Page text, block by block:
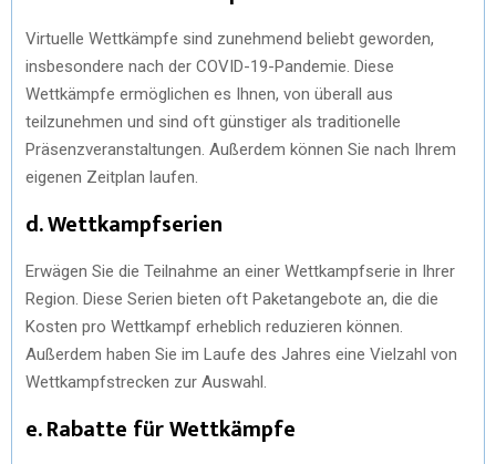
Virtuelle Wettkämpfe sind zunehmend beliebt geworden,
insbesondere nach der COVID-19-Pandemie. Diese
Wettkämpfe ermöglichen es Ihnen, von überall aus
teilzunehmen und sind oft günstiger als traditionelle
Präsenzveranstaltungen. Außerdem können Sie nach Ihrem
eigenen Zeitplan laufen.
d. Wettkampfserien
Erwägen Sie die Teilnahme an einer Wettkampfserie in Ihrer
Region. Diese Serien bieten oft Paketangebote an, die die
Kosten pro Wettkampf erheblich reduzieren können.
Außerdem haben Sie im Laufe des Jahres eine Vielzahl von
Wettkampfstrecken zur Auswahl.
e. Rabatte für Wettkämpfe